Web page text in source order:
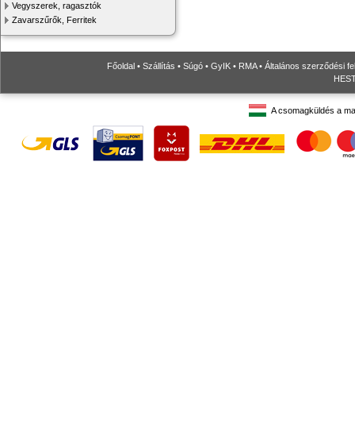
Vegyszerek, ragasztók
Zavarszűrők, Ferritek
Főoldal • Szállítás • Súgó • GyIK • RMA• Általános szerződési
A csomagküldés a